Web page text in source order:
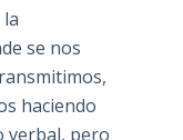
se nos
haciendo
verbal, pero